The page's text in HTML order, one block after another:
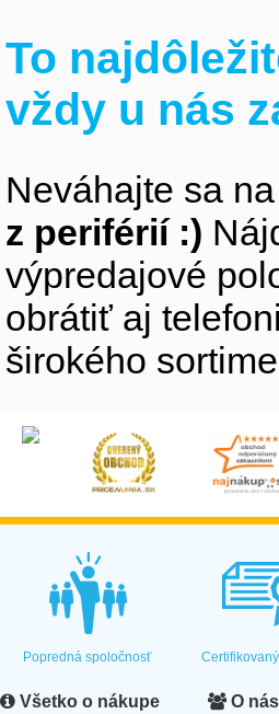
To
vždy u nás
Neváhajte sa
z periférií :)
výpredajové
obrátiť aj
širokého
Popredná spoločnosť
Všetko o nákupe O nás